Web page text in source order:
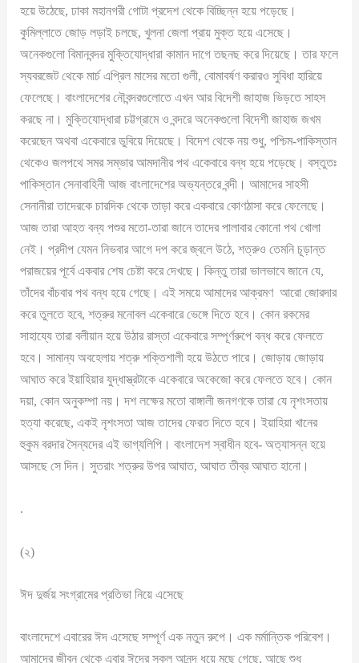
হয়ে উঠেছে, ঢাকা মহানগরী গোটা প্রদেশ থেকে বিচ্ছিন্ন হয়ে পড়েছে।
কুমিল্লাতে জোড় লড়াই চলছে, খুলনা জেলা প্রায় মুক্ত হয়ে এসেছে।
অনেকগুলো বিমানবন্দর মুক্তিযোদ্ধারা কামান দাগে তছনছ করে দিয়েছে। তার ফলে
স্যবরজেট থেকে মার্চ এপ্রিল মাসের মতো গুলী, বোমাবর্ষণ করারও সুবিধা হারিয়ে
ফেলেছে। বাংলাদেশের নৌবন্দরগুলোতে এখন আর বিদেশী জাহাজ ভিড়তে সাহস
করছে না। মুক্তিযোদ্ধারা চট্টগ্রামে ও বন্দরে অনেকগুলো বিদেশী জাহাজ জখম
করেছেন অথবা একেবারে ডুবিয়ে দিয়েছে। বিদেশ থেকে নয় শুধু, পশ্চিম-পাকিস্তান
থেকেও জলপথে সমর সম্ভার আমদানীর পথ একেবারে বন্ধ হয়ে পড়েছে। বস্তুতঃ
পাকিস্তান সেনাবাহিনী আজ বাংলাদেশের অভ্যন্তরে বন্দী। আমাদের সাহসী
সেনানীরা তাদেরকে চারদিক থেকে তাড়া করে একবারে কোণঠাসা করে ফেলেছে।
আজ তারা আহত বন্য পশুর মতো-তারা জানে তাদের পালাবার কোনো পথ খোলা
নেই। প্রদীপ যেমন নিভবার আগে দপ করে জ্বলে উঠে, শত্রুও তেমনি চূড়ান্ত
পরাজয়ের পূর্বে একবার শেষ চেষ্টা করে দেখছে। কিন্তু তারা ভালভাবে জানে যে,
তাঁদের বাঁচবার পথ বন্ধ হয়ে গেছে। এই সময়ে আমাদের আক্রমণ আরো জোরদার
করে তুলতে হবে, শত্রুর মনোবল একেবারে ভেঙ্গে দিতে হবে। কোন রকমের
সাহায্যে তারা বলীয়ান হয়ে উঠার রাস্তা একেবারে সম্পূর্ণরুপে বন্ধ করে ফেলতে
হবে। সামান্য অবহেলায় শত্রু শক্তিশালী হয়ে উঠতে পারে। জোড়ায় জোড়ায়
আঘাত করে ইয়াহিয়ার যুদ্ধাস্ত্রটাকে একেবারে অকেজো করে ফেলতে হবে। কোন
দয়া, কোন অনুকম্পা নয়। দশ লক্ষের মতো বাঙ্গালী জনগণকে তারা যে নৃশংসতায়
হত্যা করেছে, একই নৃশংসতা আজ তাদের ফেরত দিতে হবে। ইয়াহিয়া খানের
হুকুম বরদার সৈন্যদের এই ভাগ্যলিপি। বাংলাদেশ স্বাধীন হবে- অত্যাসন্ন হয়ে
আসছে সে দিন। সুতরাং শত্রুর উপর আঘাত, আঘাত তীব্র আঘাত হানো।
.
(২)
ঈদ দুর্জয় সংগ্রামের প্রতিভা নিয়ে এসেছে
বাংলাদেশে এবারের ঈদ এসেছে সম্পূর্ণ এক নতুন রুপে। এক মর্মান্তিক পরিবেশ।
আমাদের জীবন থেকে এবার ঈদের সকল আনন্দ ধুয়ে মুছে গেছে, আছে শুধু